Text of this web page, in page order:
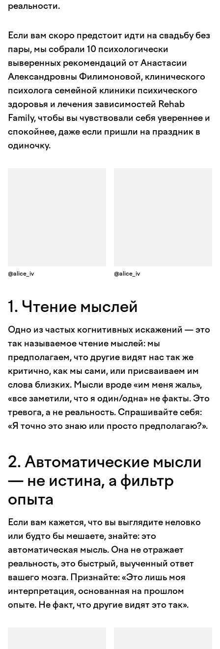
реальности.
Если вам скоро предстоит идти на свадьбу без
пары, мы собрали 10 психологически
выверенных рекомендаций от Анастасии
Александровны Филимоновой, клинического
психолога семейной клиники психического
здоровья и лечения зависимостей Rehab
Family, чтобы вы чувствовали себя увереннее и
спокойнее, даже если пришли на праздник в
одиночку.
@alice_iv @alice_iv
1. Чтение мыслей
Одно из частых когнитивных искажений — это
так называемое чтение мыслей: мы
предполагаем, что другие видят нас так же
критично, как мы сами, или присваиваем им
слова близких. Мысли вроде «им меня жаль»,
«все заметили, что я один/одна» не факты. Это
тревога, а не реальность. Спрашивайте себя:
«Я точно это знаю или просто предполагаю?».
2. Автоматические мысли
— не истина, а фильтр
опыта
Если вам кажется, что вы выглядите неловко
или будто бы мешаете, знайте: это
автоматическая мысль. Она не отражает
реальность, это быстрый, выученный ответ
вашего мозга. Признайте: «Это лишь моя
интерпретация, основанная на прошлом
опыте. Не факт, что другие видят это так».